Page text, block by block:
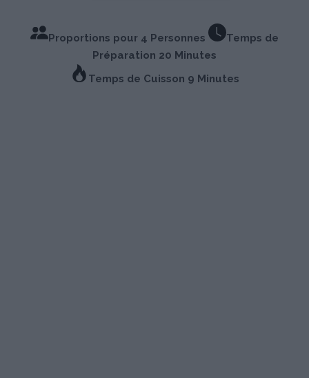
Proportions pour 4 Personnes
Temps de
Préparation 20 Minutes
Temps de Cuisson 9 Minutes